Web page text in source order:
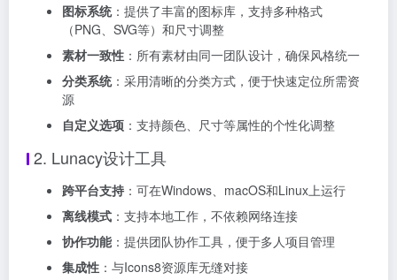
图标系统：提供了丰富的图标库，支持多种格式
（PNG、SVG等）和尺寸调整
素材一致性 ：所有素材由同一团队设计，确保风格统一
分类系统：采用清晰的分类方式，便于快速定位所需资
源
自定义选项 ：支持颜色、尺寸等属性的个性化调整
2. Lunacy设计工具
跨平台支持 ：可在Windows、macOS和Linux上运行
离线模式 ：支持本地工作，不依赖网络连接
协作功能：提供团队协作工具，便于多人项目管理
集成性 ：与Icons8资源库无缝对接